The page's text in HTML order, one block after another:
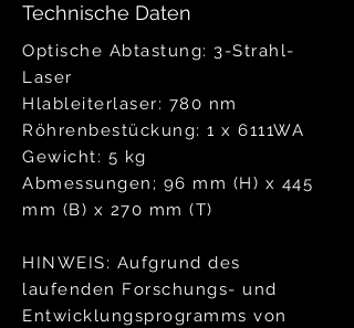
Technische Daten
Optische Abtastung: 3-Strahl-
Laser
Hlableiterlaser: 780 nm
Röhrenbestückung: 1 x 6111WA
Gewicht: 5 kg
Abmessungen; 96 mm (H) x 445
mm (B) x 270 mm (T)
HINWEIS: Aufgrund des
laufenden Forschungs- und
Entwicklungsprogramms von